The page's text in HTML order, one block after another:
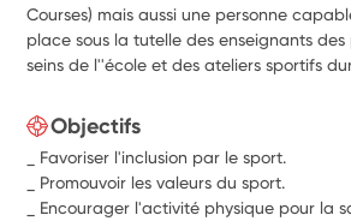
Courses) mais aussi une personne
place sous la tutelle des enseignants
seins de l''école et des ateliers sportifs
Objectifs
_ Favoriser l'inclusion par le sport.
_ Promouvoir les valeurs du sport.
_ Encourager l'activité physique pour la